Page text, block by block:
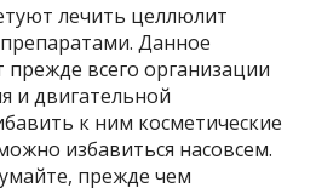
лечить целлюлит
Данное
прежде всего организации
и двигательной
к ним косметические
избавиться насовсем.
прежде чем